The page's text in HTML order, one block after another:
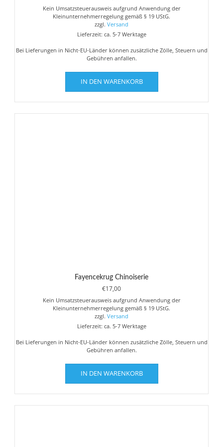
Kein Umsatzsteuerausweis aufgrund Anwendung der
Kleinunternehmerregelung gemäß § 19 UStG.
zzgl. Versand
Lieferzeit: ca. 5-7 Werktage
Bei Lieferungen in Nicht-EU-Länder können zusätzliche Zölle, Steuern und
Gebühren anfallen.
IN DEN WARENKORB
Fayencekrug Chinoiserie
€17,00
Kein Umsatzsteuerausweis aufgrund Anwendung der
Kleinunternehmerregelung gemäß § 19 UStG.
zzgl. Versand
Lieferzeit: ca. 5-7 Werktage
Bei Lieferungen in Nicht-EU-Länder können zusätzliche Zölle, Steuern und
Gebühren anfallen.
IN DEN WARENKORB